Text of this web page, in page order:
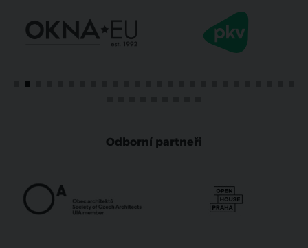
Odborní partneři